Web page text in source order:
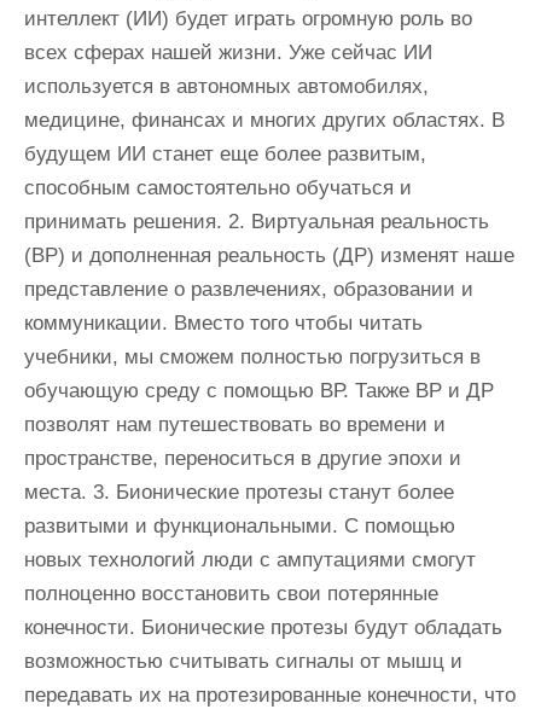
интеллект (ИИ) будет играть огромную роль во
всех сферах нашей жизни. Уже сейчас ИИ
используется в автономных автомобилях,
медицине, финансах и многих других областях. В
будущем ИИ станет еще более развитым,
способным самостоятельно обучаться и
принимать решения. 2. Виртуальная реальность
(ВР) и дополненная реальность (ДР) изменят наше
представление о развлечениях, образовании и
коммуникации. Вместо того чтобы читать
учебники, мы сможем полностью погрузиться в
обучающую среду с помощью ВР. Также ВР и ДР
позволят нам путешествовать во времени и
пространстве, переноситься в другие эпохи и
места. 3. Бионические протезы станут более
развитыми и функциональными. С помощью
новых технологий люди с ампутациями смогут
полноценно восстановить свои потерянные
конечности. Бионические протезы будут обладать
возможностью считывать сигналы от мышц и
передавать их на протезированные конечности, что